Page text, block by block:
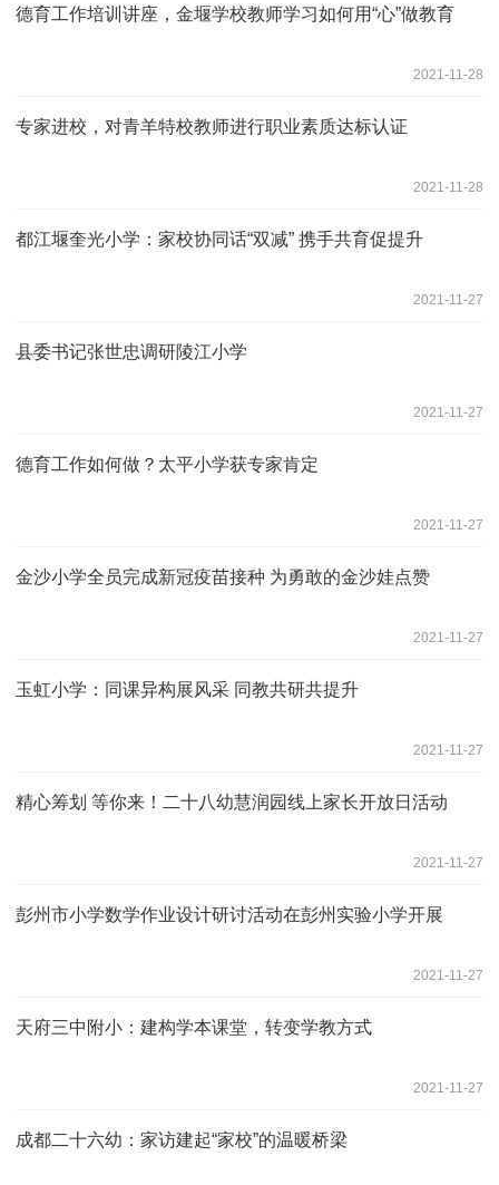
德育工作培训讲座，金堰学校教师学习如何用“心”做教育
2021-11-28
专家进校，对青羊特校教师进行职业素质达标认证
2021-11-28
都江堰奎光小学：家校协同话“双减” 携手共育促提升
2021-11-27
县委书记张世忠调研陵江小学
2021-11-27
德育工作如何做？太平小学获专家肯定
2021-11-27
金沙小学全员完成新冠疫苗接种 为勇敢的金沙娃点赞
2021-11-27
玉虹小学：同课异构展风采 同教共研共提升
2021-11-27
精心筹划 等你来！二十八幼慧润园线上家长开放日活动
2021-11-27
彭州市小学数学作业设计研讨活动在彭州实验小学开展
2021-11-27
天府三中附小：建构学本课堂，转变学教方式
2021-11-27
成都二十六幼：家访建起“家校”的温暖桥梁